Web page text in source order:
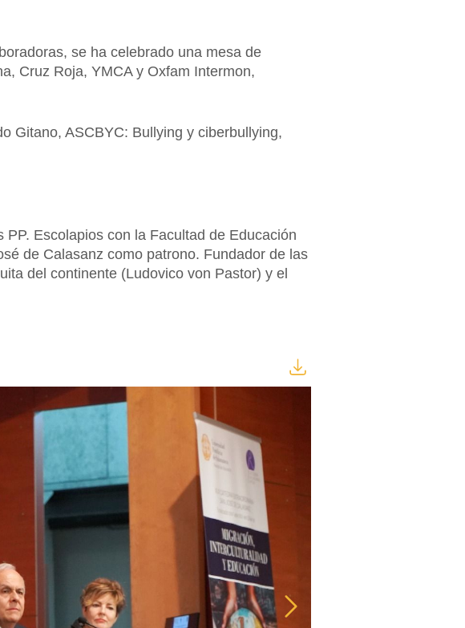
se ha celebrado una mesa de
Cruz Roja, YMCA y Oxfam Intermon,
Gitano, ASCBYC: Bullying y ciberbullying,
Escolapios con la Facultad de Educación
de Calasanz como patrono. Fundador de las
del continente (Ludovico von Pastor) y el